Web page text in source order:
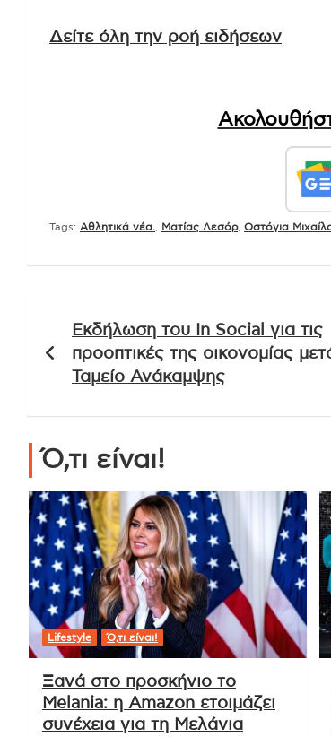
Δείτε όλη την ροή ειδήσεων
Tags: Αθλητικά νέα. Ματίας Λεσόρ, Οστόγια
άρθρων
Εκδήλωση του In Social για τις
προοπτικές της οικονομίας
Ταμείο Ανάκαμψης
Ό,τι είναι!
Lifestyle Ό,τι είναι!
Ξανά στο προσκήνιο το
Melania: η Amazon ετοιμάζει
συνέχεια για τη Μελάνια